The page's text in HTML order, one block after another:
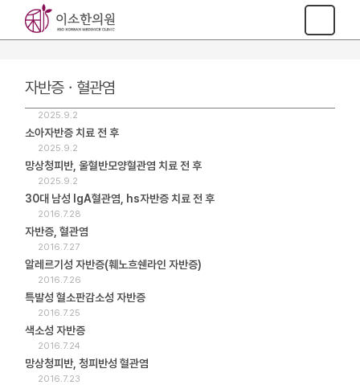
자반증ㆍ혈관염
2025.9.2
소아자반증 치료 전 후
2025.9.2
망상청피반, 울혈반모양혈관염 치료 전 후
2025.9.2
30대 남성 IgA혈관염, hs자반증 치료 전 후
2016.7.28
자반증, 혈관염
2016.7.27
알레르기성 자반증(훼노흐쉔라인 자반증)
2016.7.26
특발성 혈소판감소성 자반증
2016.7.25
색소성 자반증
2016.7.24
망상청피반, 청피반성 혈관염
2016.7.23